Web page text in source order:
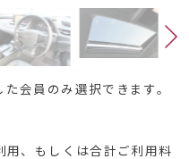
会員のみ選択できます。
用、もしくは合計ご利用料